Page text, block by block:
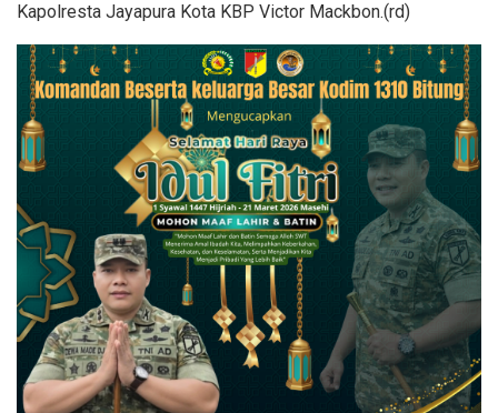
Kapolresta Jayapura Kota KBP Victor Mackbon.(rd)